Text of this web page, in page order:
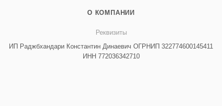
О КОМПАНИИ
Реквизиты
ИП Раджбхандари Константин Динаевич ОГРНИП 322774600145411
ИНН 772036342710